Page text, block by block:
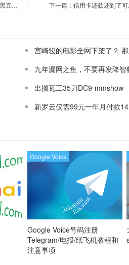
上一篇：【已出】看见CloudCone新机价乐了，试出一个去年黑五款-3344521qq 下一篇：信用卡还款还到了
宫崎骏的电影全网下架了？
九年漏网之鱼，不要再发降
出搬瓦工35刀DC9-mmshow
新罗云仅需99元一年月付款
Google Voice号码注册
Telegram/电报/纸飞机教程和
注意事项
Google Voice